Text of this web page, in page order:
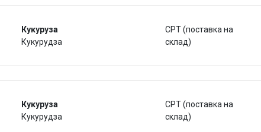
Кукуруза
Кукурудза
CPT (поставка на
склад)
Кукуруза
Кукурудза
CPT (поставка на
склад)